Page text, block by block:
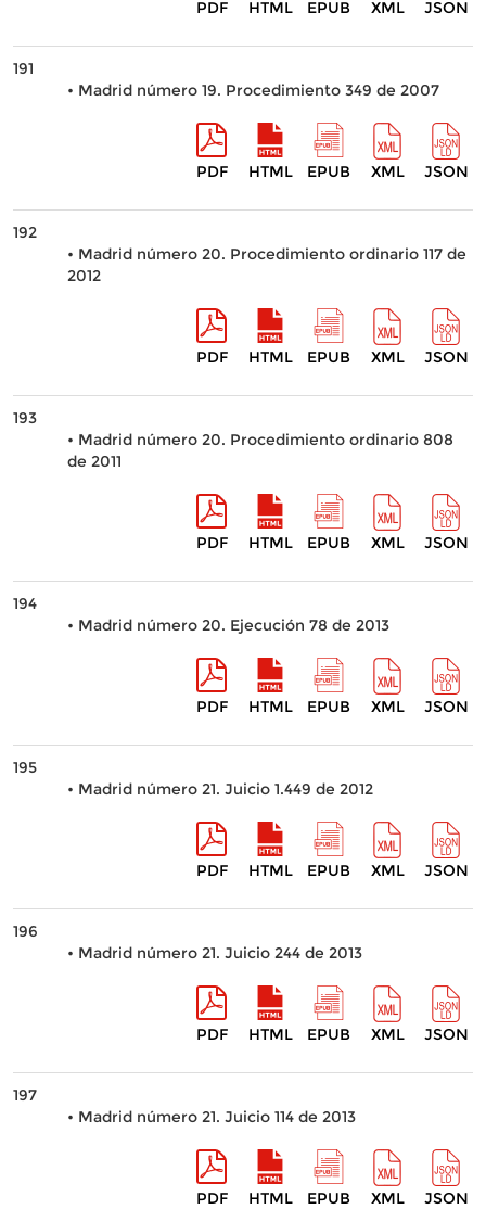
PDF HTML EPUB XML JSON
191
• Madrid número 19. Procedimiento 349 de 2007
PDF HTML EPUB XML JSON
192
• Madrid número 20. Procedimiento ordinario 117 de
2012
PDF HTML EPUB XML JSON
193
• Madrid número 20. Procedimiento ordinario 808
de 2011
PDF HTML EPUB XML JSON
194
• Madrid número 20. Ejecución 78 de 2013
PDF HTML EPUB XML JSON
195
• Madrid número 21. Juicio 1.449 de 2012
PDF HTML EPUB XML JSON
196
• Madrid número 21. Juicio 244 de 2013
PDF HTML EPUB XML JSON
197
• Madrid número 21. Juicio 114 de 2013
PDF HTML EPUB XML JSON